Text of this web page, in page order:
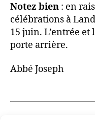
Notez bien : en
célébrations à
15 juin. L’entrée
porte arrière.
Abbé Joseph